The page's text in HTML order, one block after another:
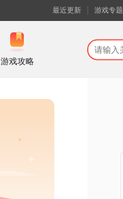
最近更新 游戏专题
游戏攻略